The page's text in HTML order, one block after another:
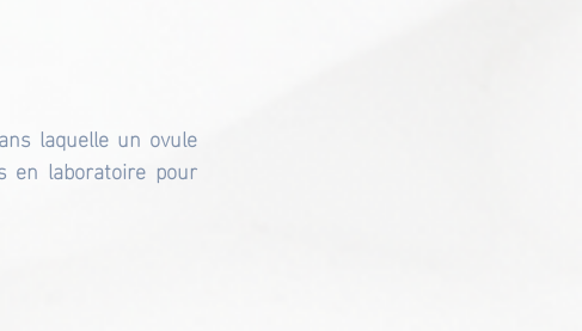
laquelle un ovule
en laboratoire pour